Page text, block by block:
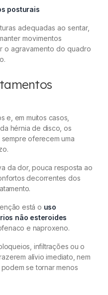
posturais
adequadas ao sentar,
movimentos
o agravamento do quadro
e, em muitos casos,
hérnia de disco, os
oferecem uma
da dor, pouca resposta ao
decorrentes dos
está o uso
não esteroides
e naproxeno.
infiltrações ou o
alívio imediato, nem
se tornar menos